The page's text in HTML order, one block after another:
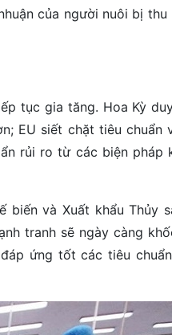
của người nuôi bị thu
tục gia tăng. Hoa Kỳ
EU siết chặt tiêu chuẩn
rủi ro từ các biện pháp
biến và Xuất khẩu Thủy
tranh sẽ ngày càng
ứng tốt các tiêu